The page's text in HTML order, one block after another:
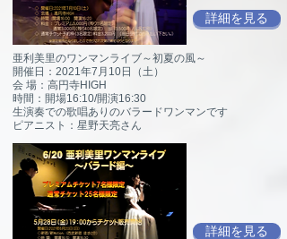
詳細を見る
亜利美里のワンマンライブ～初夏の風～
開催日：2021年7月10日（土）
会 場：高円寺HIGH
時間：開場16:10/開演16:30
生演奏での歌唱ありのバラードワンマンです
ピアニスト：星野天亮さん
詳細を見る